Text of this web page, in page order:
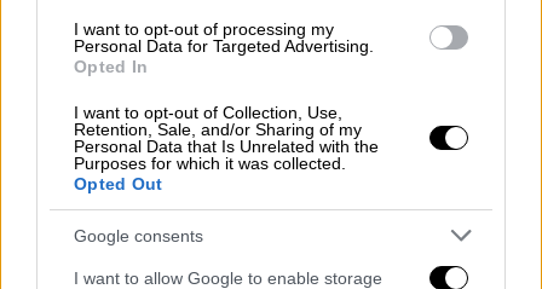
I want to opt-out of processing my
Personal Data for Targeted Advertising.
Opted In
I want to opt-out of Collection, Use,
Retention, Sale, and/or Sharing of my
Personal Data that Is Unrelated with the
Purposes for which it was collected.
Opted Out
Google consents
I want to allow Google to enable storage
ζήτησης για ηλεκτρισμό δεν μπορεί να
καλυφθεί αυτόν τον χειμώνα και η μισή
σταματήσει.
Οι ουκρανικές ένοπλες δυνάμεις
ανταποδίδουν με επιδρομές μεγάλης
εμβέλειας εναντίον στόχων στη Ρωσία, κατά
κανόνα με drones.